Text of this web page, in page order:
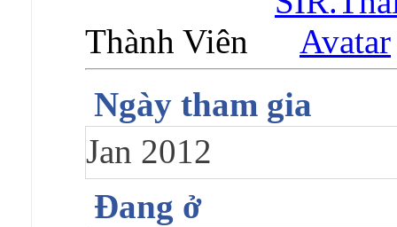
Thành Viên
Ngày tham gia
Jan 2012
Đang ở